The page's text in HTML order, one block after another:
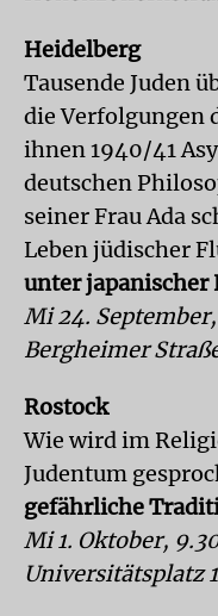
Heidelberg
Tausende Juden
die Verfolgungen
ihnen 1940/41
deutschen
seiner Frau Ada
Leben jüdischer
unter japanischer
Mi 24.
Bergheimer
Rostock
Wie wird im
Judentum
gefährliche
Mi 1. Oktober,
Universitätsplatz 1